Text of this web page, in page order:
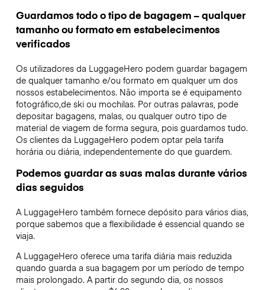
Guardamos todo o tipo de bagagem – qualquer
tamanho ou formato em estabelecimentos
verificados
Os utilizadores da LuggageHero podem guardar bagagem
de qualquer tamanho e/ou formato em qualquer um dos
nossos estabelecimentos. Não importa se é equipamento
fotográfico,de ski ou mochilas. Por outras palavras, pode
depositar bagagens, malas, ou qualquer outro tipo de
material de viagem de forma segura, pois guardamos tudo.
Os clientes da LuggageHero podem optar pela tarifa
horária ou diária, independentemente do que guardem.
Podemos guardar as suas malas durante vários
dias seguidos
A LuggageHero também fornece depósito para vários dias,
porque sabemos que a flexibilidade é essencial quando se
viaja.
A LuggageHero oferece uma tarifa diária mais reduzida
quando guarda a sua bagagem por um período de tempo
mais prolongado. A partir do segundo dia, os nossos